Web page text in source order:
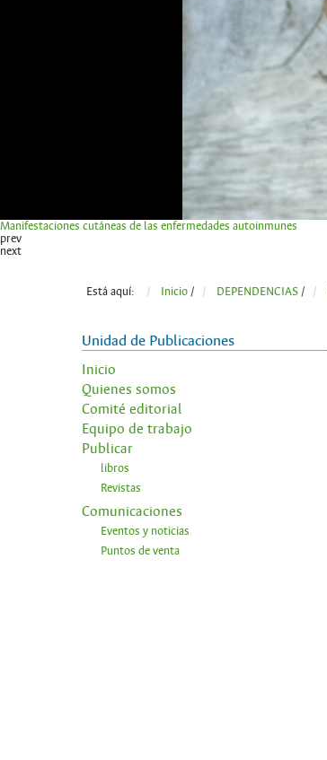
Manifestaciones cutáneas de las enfermedades autoinmunes
prev
next
Está aquí: Inicio / DEPENDENCIAS /
Unidad de Publicaciones
Inicio
Quienes somos
Comité editorial
Equipo de trabajo
Publicar
libros
Revistas
Comunicaciones
Eventos y noticias
Puntos de venta